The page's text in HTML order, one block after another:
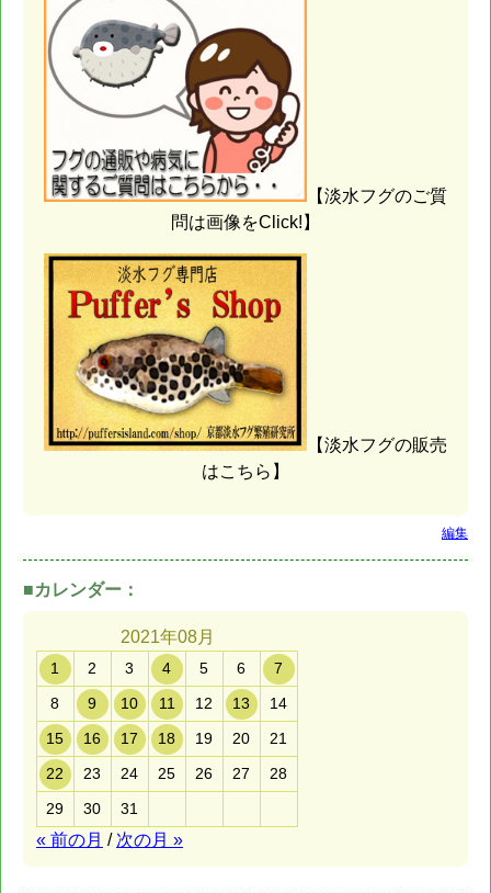
【淡水フグのご質
問は画像をClick!】
【淡水フグの販売
はこちら】
編集
■カレンダー：
2021年08月
1 2 3 4 5 6
7
8
9 10 11 12 13
14
15
16 17 18 19 20
21
22
23 24 25 26 27
28
29
30 31
« 前の月 / 次の月 »